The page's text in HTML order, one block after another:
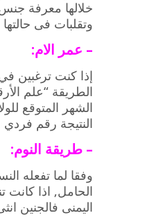
خلالها معرفة
وتقلبات فى
– عمر الام:
إذا كنت ترغبين
الطريقة “علم
الشهر المتوقع
النتيجة رقم فردي
– طريقة النوم:
وفقا لما تفعله
الحامل, اذا كانت
اليمنى فالجنين